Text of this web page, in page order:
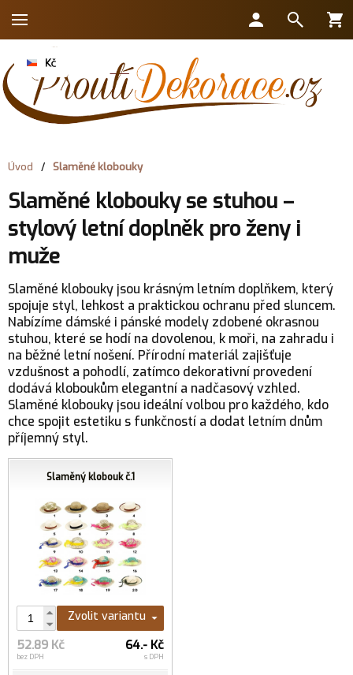
Úvod / Slaměné klobouky
Slaměné klobouky se stuhou –
stylový letní doplněk pro ženy i
muže
Slaměné klobouky jsou krásným letním doplňkem, který
spojuje styl, lehkost a praktickou ochranu před sluncem.
Nabízíme dámské i pánské modely zdobené okrasnou
stuhou, které se hodí na dovolenou, k moři, na zahradu i
na běžné letní nošení. Přírodní materiál zajišťuje
vzdušnost a pohodlí, zatímco dekorativní provedení
dodává kloboukům elegantní a nadčasový vzhled.
Slaměné klobouky jsou ideální volbou pro každého, kdo
chce spojit estetiku s funkčností a dodat letním dnům
příjemný styl.
Slaměný klobouk č.1
Zvolit variantu
52.89 Kč
bez DPH
64.- Kč
s DPH